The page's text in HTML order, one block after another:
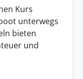
Kurs
unterwegs
bieten
und